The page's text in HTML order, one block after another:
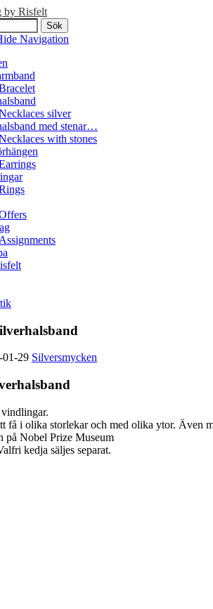
by Risfelt
Navigation
silver
med stenar…
with stones
Assignments
01-29 Silversmycken
få i olika storlekar och med olika ytor. Även
på Nobel Prize Museum
kedja säljes separat.